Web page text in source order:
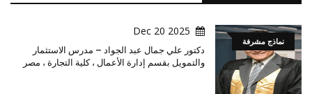
نماذج مشرفة
2025 Dec 20
دكتور علي جمال عبد الجواد – مدرس الاستثمار
والتمويل بقسم إدارة الأعمال ، كلية التجارة ، مصر